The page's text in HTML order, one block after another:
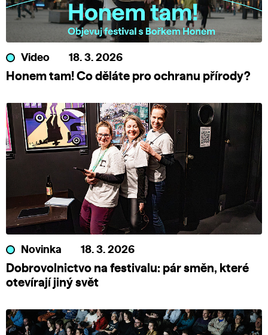
Video 18. 3. 2026
Honem tam! Co děláte pro ochranu přírody?
Novinka 18. 3. 2026
Dobrovolnictvo na festivalu: pár směn, které
otevírají jiný svět